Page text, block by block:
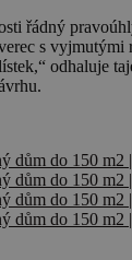
řádný
s vyjmutými
odhaluje